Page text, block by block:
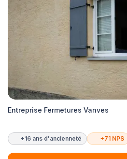
Entreprise Fermetures Vanves
+16 ans d'ancienneté +71 NPS